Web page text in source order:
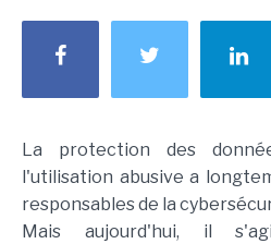
La protection des
l'utilisation abusive a
responsables de la
Mais aujourd'hui, il